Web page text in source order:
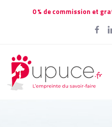
0 % de commission et